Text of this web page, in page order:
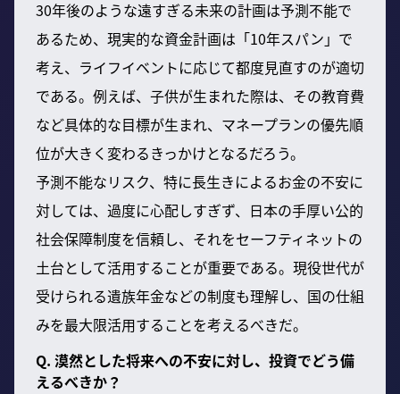
30年後のような遠すぎる未来の計画は予測不能で
あるため、現実的な資金計画は「10年スパン」で
考え、ライフイベントに応じて都度見直すのが適切
である。例えば、子供が生まれた際は、その教育費
など具体的な目標が生まれ、マネープランの優先順
位が大きく変わるきっかけとなるだろう。
予測不能なリスク、特に長生きによるお金の不安に
対しては、過度に心配しすぎず、日本の手厚い公的
社会保障制度を信頼し、それをセーフティネットの
土台として活用することが重要である。現役世代が
受けられる遺族年金などの制度も理解し、国の仕組
みを最大限活用することを考えるべきだ。
Q. 漠然とした将来への不安に対し、投資でどう備
えるべきか？